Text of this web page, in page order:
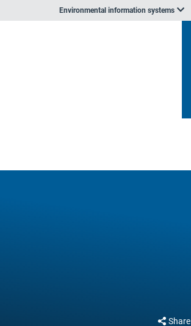
Environmental information systems
Share